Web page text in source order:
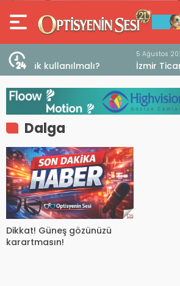
İzmir Ticaret Odası 32.
TEBD II DigitaliSME Dijital
Dalga
Dikkat! Güneş gözünüzü
karartmasın!